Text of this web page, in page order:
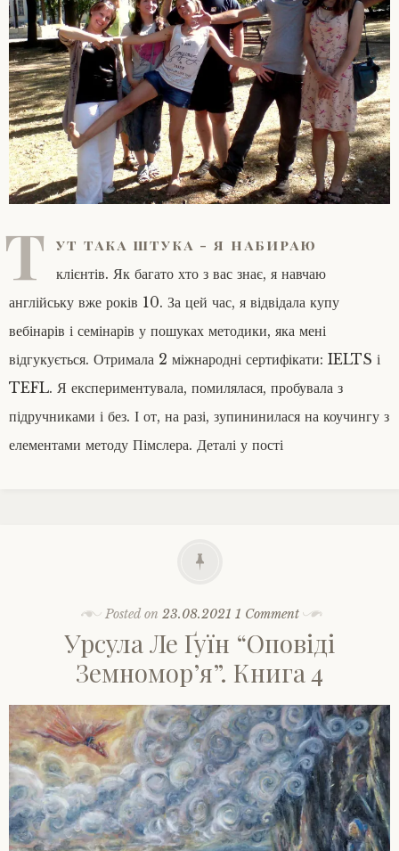
Т ут така штука - я набираю
клієнтів. Як багато хто з вас знає, я навчаю
англійську вже років 10. За цей час, я відвідала купу
вебінарів і семінарів у пошуках методики, яка мені
відгукується. Отримала 2 міжнародні сертифікати: IELTS і
TEFL. Я експериментувала, помилялася, пробувала з
підручниками і без. І от, на разі, зупининилася на коучингу з
елементами методу Пімслера. Деталі у пості
Posted on23.08.2021 1 Comment
Урсула Ле Ґуїн “Оповіді
Земномор’я”. Книга 4